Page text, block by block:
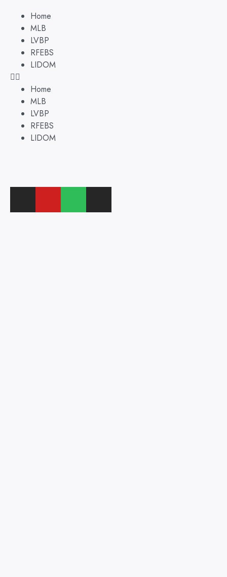
Home
MLB
LVBP
RFEBS
LIDOM
Home
MLB
LVBP
RFEBS
LIDOM